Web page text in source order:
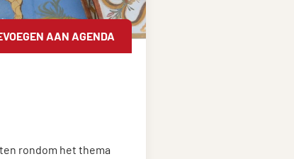
AAN AGENDA
rondom het thema